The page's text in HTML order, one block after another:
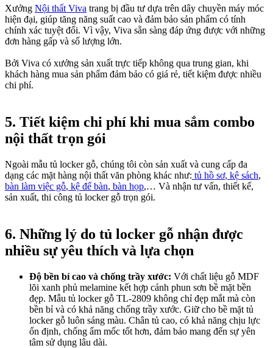
Xưởng Nội thất Viva trang bị đầu tư dựa trên dây chuyền máy móc
hiện đại, giúp tăng năng suất cao và đảm bảo sản phẩm có tính
chính xác tuyệt đối. Vì vậy, Viva sẵn sàng đáp ứng được với những
đơn hàng gấp và số lượng lớn.
Bởi Viva có xưởng sản xuất trực tiếp không qua trung gian, khi
khách hàng mua sản phẩm đảm bảo có giá rẻ, tiết kiệm được nhiều
chi phí.
5. Tiết kiệm chi phí khi mua sắm combo
nội thất trọn gói
Ngoài mẫu tủ locker gỗ, chúng tôi còn sản xuất và cung cấp đa
dạng các mặt hàng nội thất văn phòng khác như: tủ hồ sơ, kệ sách,
bàn làm việc gỗ, kệ để bàn, bàn họp,… Và nhận tư vấn, thiết kế,
sản xuất, thi công tủ locker gỗ trọn gói.
6. Những lý do tủ locker gỗ nhận được
nhiều sự yêu thích và lựa chọn
Độ bền bỉ cao và chống trầy xước: Với chất liệu gỗ MDF
lõi xanh phủ melamine kết hợp cánh phun sơn bề mặt bền
đẹp. Mẫu tủ locker gỗ TL-2809 không chỉ đẹp mắt mà còn
bền bỉ và có khả năng chống trầy xước. Giữ cho bề mặt tủ
locker gỗ luôn sáng màu. Chân tủ cao, có khả năng chịu lực
ổn định, chống ẩm mốc tốt hơn, đảm bảo mang đến sự yên
tâm sử dụng lâu dài.